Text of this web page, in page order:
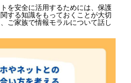
を安全に活用するためには、保護
する知識をもっておくことが大切
ご家族で情報モラルについて話し